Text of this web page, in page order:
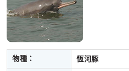
物種： 恆河豚